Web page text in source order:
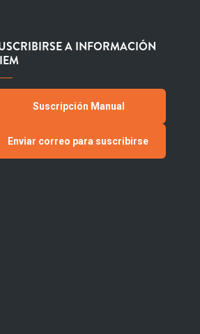
A INFORMACIÓN
Suscripción Manual
Enviar correo para suscribirse